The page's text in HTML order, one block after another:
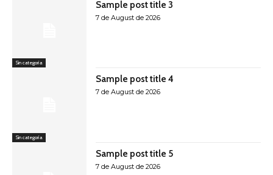
Sin categoría
Sample post title 3
7 de August de 2026
Sin categoría
Sample post title 4
7 de August de 2026
Sample post title 5
7 de August de 2026